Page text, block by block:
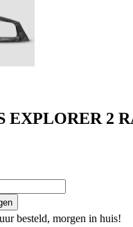
EXPLORER 2
besteld, morgen in huis!